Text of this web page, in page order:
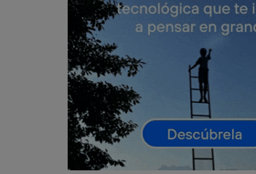
Este identificador se asigna a la
lo que cualquier persona que
consienta el uso de la tecnología
identificador. Típicamente:
Si utilizas unaconexión de banda
el marketing o análisis se realizará
actividades de navegación de los
que hayan dado su